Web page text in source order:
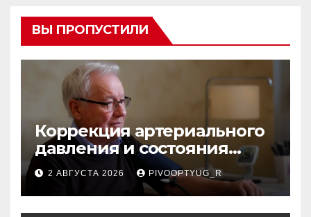
ВЫ ПРОПУСТИЛИ
Коррекция артериального
давления и состояния
сосудов в профилактике
инсульта
2 АВГУСТА 2026 PIVOOPTYUG_R